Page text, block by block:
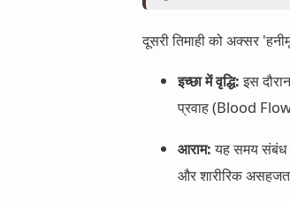
दूसरी तिमाही को अक्सर
इच्छा में वृद्धि:इस
प्रवाह (Blood
आराम:यह समय संबंध
और शारीरिक